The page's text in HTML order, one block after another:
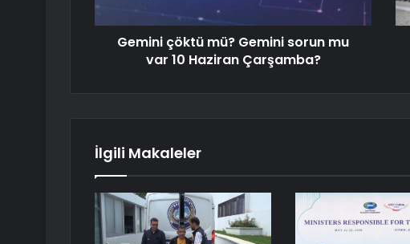
Gemini çöktü mü? Gemini sorun mu
var 10 Haziran Çarşamba?
İlgili Makaleler